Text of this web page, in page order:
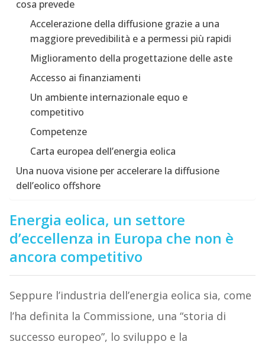
cosa prevede
Accelerazione della diffusione grazie a una
maggiore prevedibilità e a permessi più rapidi
Miglioramento della progettazione delle aste
Accesso ai finanziamenti
Un ambiente internazionale equo e
competitivo
Competenze
Carta europea dell’energia eolica
Una nuova visione per accelerare la diffusione
dell’eolico offshore
Energia eolica, un settore
d’eccellenza in Europa che non è
ancora competitivo
Seppure l’industria dell’energia eolica sia, come
l’ha definita la Commissione, una “storia di
successo europeo”, lo sviluppo e la